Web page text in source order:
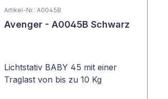
Artikel-Nr.: A0045B
Avenger - A0045B Schwarz
Lichtstativ BABY 45 mit einer
Traglast von bis zu 10 Kg